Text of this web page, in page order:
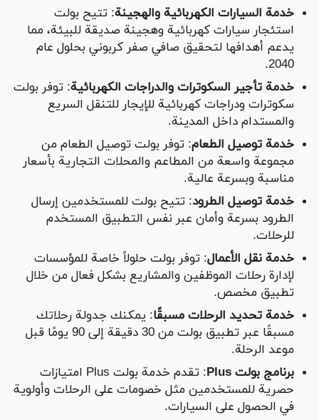
خدمة السيارات الكهربائية والهجينة: تتيح بولت
استئجار سيارات كهربائية وهجينة صديقة للبيئة، مما
يدعم أهدافها لتحقيق صافي صفر كربوني بحلول عام
2040.
خدمة تأجير السكوترات والدراجات الكهربائية: توفر بولت
سكوترات ودراجات كهربائية للإيجار للتنقل السريع
والمستدام داخل المدينة.
خدمة توصيل الطعام: توفر بولت توصيل الطعام من
مجموعة واسعة من المطاعم والمحلات التجارية بأسعار
مناسبة وبسرعة عالية.
خدمة توصيل الطرود: تتيح بولت للمستخدمين إرسال
الطرود بسرعة وأمان عبر نفس التطبيق المستخدم
للرحلات.
خدمة نقل الأعمال: توفر بولت حلولاً خاصة للمؤسسات
لإدارة رحلات الموظفين والمشاريع بشكل فعال من خلال
تطبيق مخصص.
خدمة تحديد الرحلات مسبقًا: يمكنك جدولة رحلاتك
مسبقًا عبر تطبيق بولت من 30 دقيقة إلى 90 يومًا قبل
موعد الرحلة.
برنامج بولت Plus
: تقدم خدمة بولت Plus امتيازات
حصرية للمستخدمين مثل خصومات على الرحلات وأولوية
في الحصول على السيارات.